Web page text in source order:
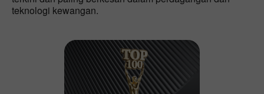
teknologi kewangan.